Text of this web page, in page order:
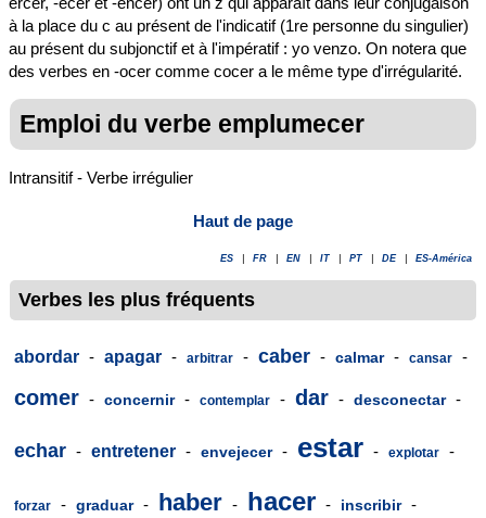
à la place du c au présent de l'indicatif (1re personne du singulier)
au présent du subjonctif et à l'impératif : yo venzo. On notera que
des verbes en -ocer comme cocer a le même type d'irrégularité.
Emploi du verbe emplumecer
Intransitif - Verbe irrégulier
Haut de page
ES FR EN IT PT DE ES-América
Verbes les plus fréquents
abordar - apagar - arbitrar - caber - calmar - cansar -
comer - concernir - contemplar - dar - desconectar -
echar - entretener - envejecer - estar - explotar -
forzar - graduar - haber - hacer - inscribir -